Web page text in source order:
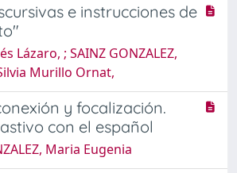
e instrucciones de
Lázaro, ; SAINZ GONZALEZ,
Murillo Ornat,
y focalización.
con el español
Maria Eugenia